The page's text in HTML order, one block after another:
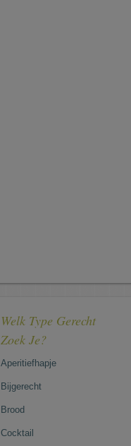
Welk Type Gerecht
Zoek Je?
Aperitiefhapje
Bijgerecht
Brood
Cocktail